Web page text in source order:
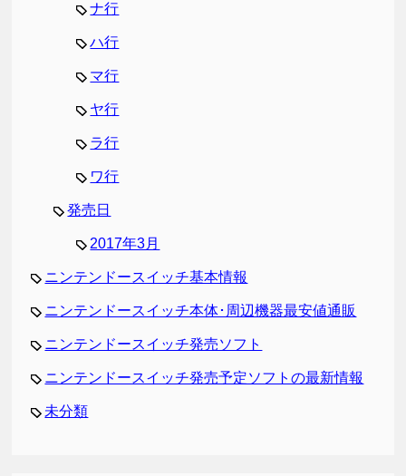
ナ行
ハ行
マ行
ヤ行
ラ行
ワ行
発売日
2017年3月
ニンテンドースイッチ基本情報
ニンテンドースイッチ本体･周辺機器最安値通販
ニンテンドースイッチ発売ソフト
ニンテンドースイッチ発売予定ソフトの最新情報
未分類